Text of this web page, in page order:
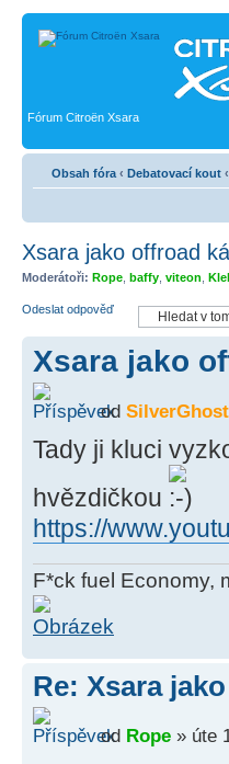
Fórum Citroën Xsara
Obsah fóra ‹ Debatovací kout ‹
Xsara jako offroad
Moderátoři: Rope baffy viteon
Odeslat odpověď
Xsara jako
od SilverGhost
Tady ji kluci
hvězdičkou
https://
F*ck fuel Economy,
Re: Xsara
od Rope » úte